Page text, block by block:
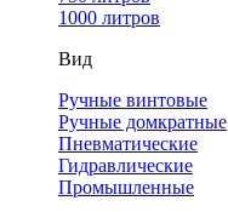
1000 литров
Вид
Ручные винтовые
Ручные домкратные
Пневматические
Гидравлические
Промышленные